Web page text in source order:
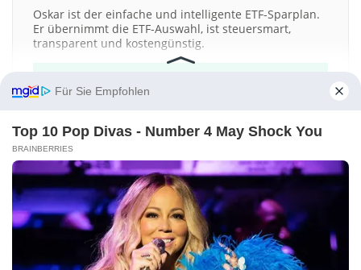
Oskar ist der einfache und intelligente ETF-Sparplan.
Er übernimmt die ETF-Auswahl, ist steuersmart,
transparent und kostengünstig.
Aktien ATX DAX EuroStoxx 50 Dow Jones NASDAQ 100 Nikkei 225
S&P 500
Kontakt-Impressum -Werbung -Barrierefreiheit
Datenschutz-Disclaimer-AGB-Privatsphäre-Einstellungen
Für Sie Empfohlen
Top 10 Pop Divas - Number 4 May Shock You
BRAINBERRIES